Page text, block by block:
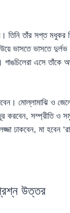
তাঁর সপ্ত মধুকর
ভাসতে ভাসতে
এসে তাঁকে
মোল্লামাঝি ও
দূর করবেন, সম্প্রীতি ও
ঢাকবেন, মা হবেন
উত্তর